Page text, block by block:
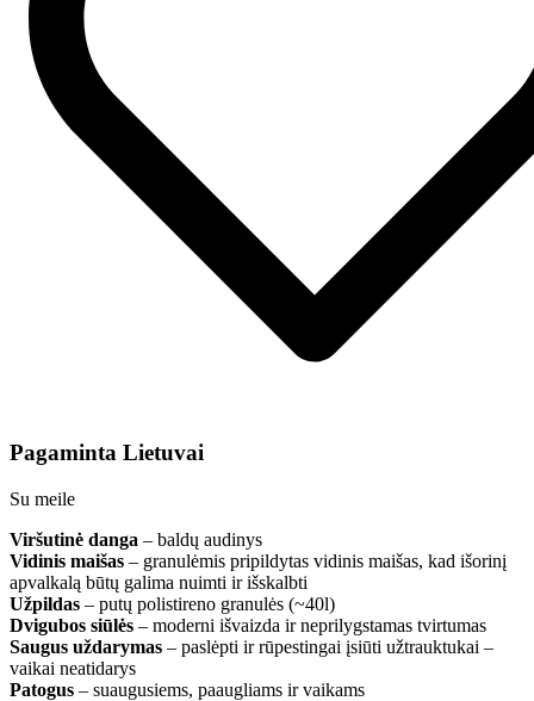
Pagaminta Lietuvai
Su meile
Viršutinė danga – baldų audinys
Vidinis maišas – granulėmis pripildytas vidinis maišas, kad išorinį
apvalkalą būtų galima nuimti ir išskalbti
Užpildas – putų polistireno granulės (~40l)
Dvigubos siūlės – moderni išvaizda ir neprilygstamas tvirtumas
Saugus uždarymas – paslėpti ir rūpestingai įsiūti užtrauktukai –
vaikai neatidarys
Patogus – suaugusiems, paaugliams ir vaikams